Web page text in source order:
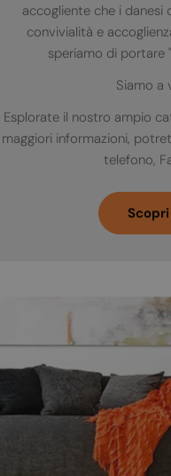
accogliente che i danesi
convivialità e
speriamo di portare
Siamo a
Esplorate il nostro ampio
maggiori informazioni,
telefono,
Scopri